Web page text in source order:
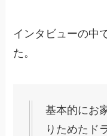
インタビューの中
た。
基本的にお
りためたド